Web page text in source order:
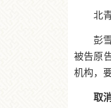
北
彭
被告原
机构，
取